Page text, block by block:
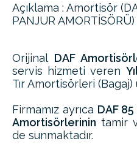
Açıklama : Amortisör
PANJUR AMORTİSÖRÜ)
Orijinal DAF
servis hizmeti veren
Tır Amortisörleri
Firmamız ayrıca DAF
Amortisörlerinin tamir
de sunmaktadır.